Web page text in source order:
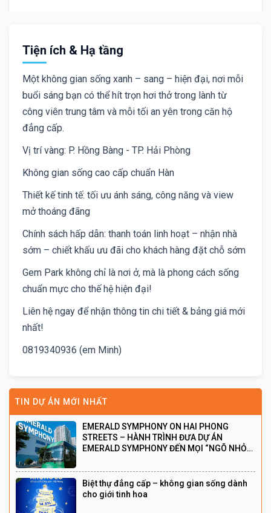
Tiện ích & Hạ tầng
Một không gian sống xanh – sang – hiện đại, nơi mỗi
buổi sáng bạn có thể hít trọn hơi thở trong lành từ
công viên trung tâm và mỗi tối an yên trong căn hộ
đẳng cấp.
Vị trí vàng: P. Hồng Bàng - TP. Hải Phòng
Không gian sống cao cấp chuẩn Hàn
Thiết kế tinh tế: tối ưu ánh sáng, công năng và view
mở thoáng đãng
Chính sách hấp dẫn: thanh toán linh hoạt – nhận nhà
sớm – chiết khấu ưu đãi cho khách hàng đặt chỗ sớm
Gem Park không chỉ là nơi ở, mà là phong cách sống
chuẩn mực cho thế hệ hiện đại!
Liên hệ ngay để nhận thông tin chi tiết & bảng giá mới
nhất!
0819340936 (em Minh)
TIN DỰ ÁN MỚI NHẤT
EMERALD SYMPHONY ON HAI PHONG
STREETS – HÀNH TRÌNH ĐƯA DỰ ÁN
EMERALD SYMPHONY ĐẾN MỌI “NGÕ NHỎ”
Biệt thự đẳng cấp – không gian sống dành
cho giới tinh hoa